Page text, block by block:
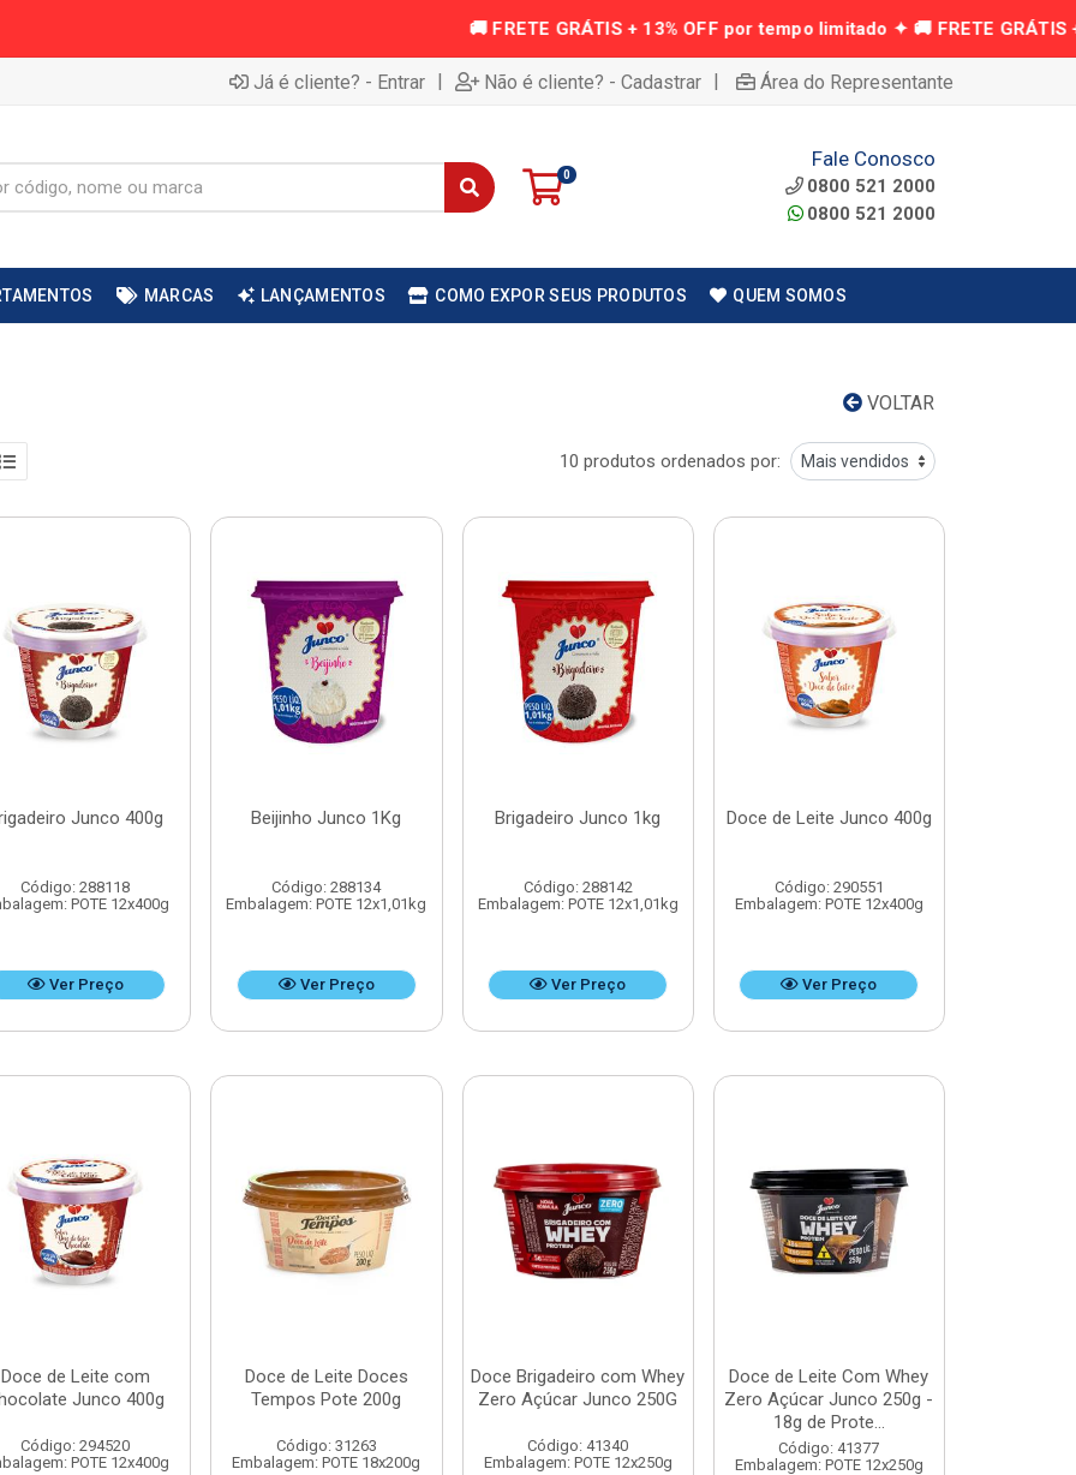
Já é cliente? - Entrar | Não é cliente? - Cadastrar | Área do Representante
0
Fale Conosco
0800 521 2000
0800 521 2000
MARCAS LANÇAMENTOS COMO EXPOR SEUS PRODUTOS QUEM SOMOS
VOLTAR
10 produtos ordenados por:
Junco 400g
Código: 288118
POTE 12x400g
Ver Preço
Beijinho Junco 1Kg
Código: 288134
Embalagem: POTE 12x1,01kg
Ver Preço
Brigadeiro Junco 1kg
Código: 288142
Embalagem: POTE 12x1,01kg
Ver Preço
Doce de Leite Junco 400g
Código: 290551
Embalagem: POTE 12x400g
Ver Preço
Doce de Leite com
Junco 400g
Código: 294520
POTE 12x400g
Doce de Leite Doces
Tempos Pote 200g
Código: 31263
Embalagem: POTE 18x200g
Doce Brigadeiro com Whey
Zero Açúcar Junco 250G
Código: 41340
Embalagem: POTE 12x250g
Doce de Leite Com Whey
Zero Açúcar Junco 250g -
18g de Prote...
Código: 41377
Embalagem: POTE 12x250g